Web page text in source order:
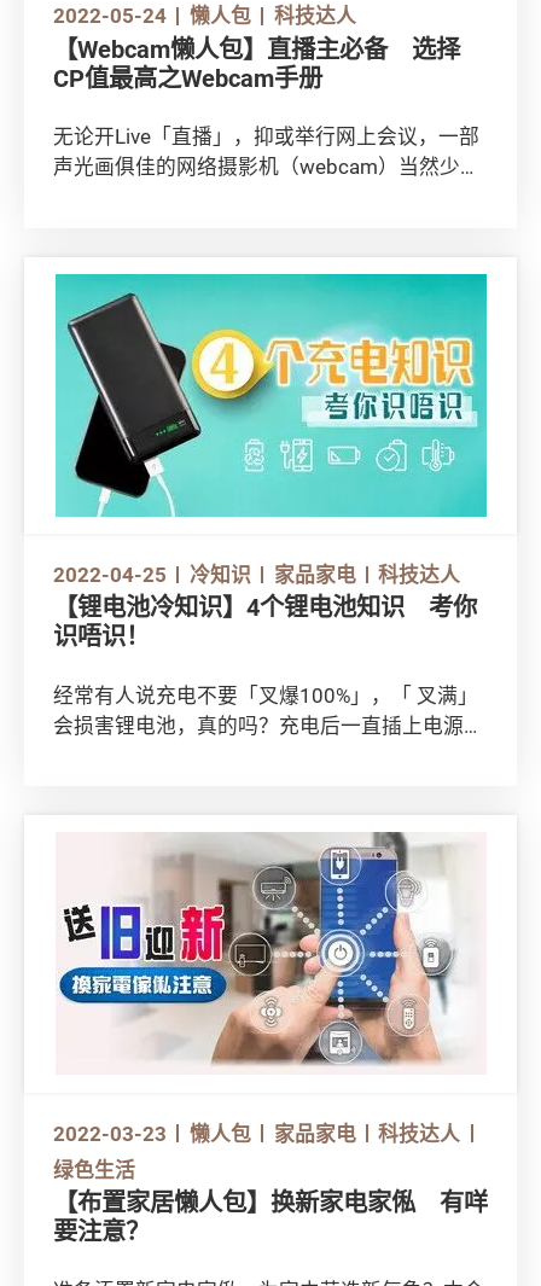
2022-05-24 懒人包 科技达人
【Webcam懒人包】直播主必备 选择
CP值最高之Webcam手册
无论开Live「直播」，抑或举行网上会议，一部
声光画俱佳的网络摄影机（webcam）当然少不
2022-04-25 冷知识 家品家电 科技达人
【锂电池冷知识】4个锂电池知识 考你
识唔识！
经常有人说充电不要「叉爆100%」，「 叉满」
会损害锂电池，真的吗？充电后一直插上电源会
2022-03-23 懒人包 家品家电
科技达人
绿色生活
【布置家居懒人包】换新家电家俬 有咩
要注意？